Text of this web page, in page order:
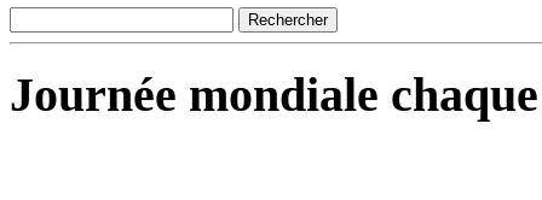
Journée mondiale